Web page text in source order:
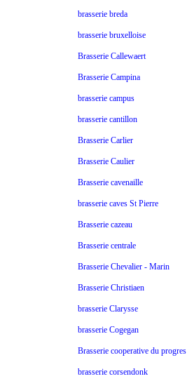
brasserie breda
brasserie bruxelloise
Brasserie Callewaert
Brasserie Campina
brasserie campus
brasserie cantillon
Brasserie Carlier
Brasserie Caulier
Brasserie cavenaille
brasserie caves St Pierre
Brasserie cazeau
Brasserie centrale
Brasserie Chevalier - Marin
Brasserie Christiaen
brasserie Clarysse
brasserie Cogegan
Brasserie cooperative du progres
brasserie corsendonk